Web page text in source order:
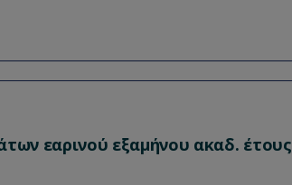
εαρινού εξαμήνου ακαδ. έτους